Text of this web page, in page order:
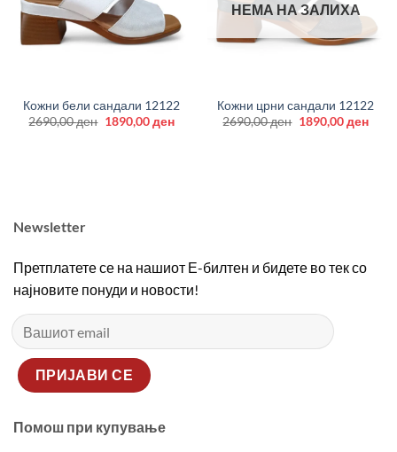
Кожни бели сандали 12122
2690,00ден Original
1890,00денCurrent
НЕМА НА ЗАЛИХА
Кожни црни сандали 12122
2690,00ден Original
1890,00ден
Newsletter
Претплатете се на нашиот Е-билтен и бидете во тек со
најновите понуди и новости!
Помош при купување